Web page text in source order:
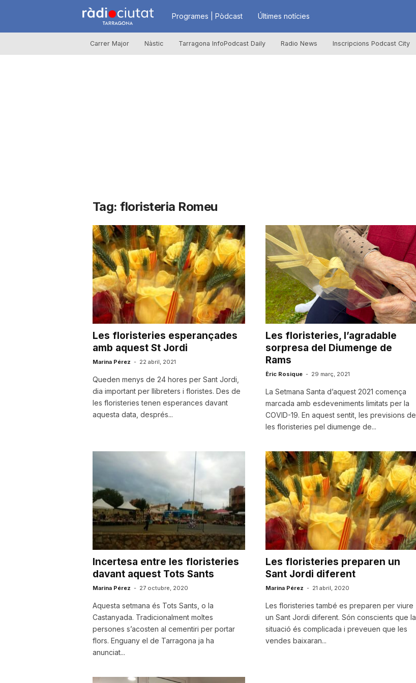
R
à
i
u
t
t
e
r
r
g
o
Programes | Pòdcast Últimes notícies
Carrer Major Nàstic Tarragona InfoPodcast Daily Radio News Inscripcions Podcast City
Tag: floristeria Romeu
Les floristeries esperançades
amb aquest St Jordi
Marina Pérez - 22 abril, 2021
Queden menys de 24 hores per Sant Jordi,
dia important per llibreters i floristes. Des de
les floristeries tenen esperances davant
aquesta data, després...
Les floristeries, l’agradable
sorpresa del Diumenge de
Rams
Èric Rosique - 29 març, 2021
La Setmana Santa d’aquest 2021 comença
marcada amb esdeveniments limitats per la
COVID-19. En aquest sentit, les previsions de
les floristeries pel diumenge de...
Incertesa entre les floristeries
davant aquest Tots Sants
Marina Pérez - 27 octubre, 2020
Aquesta setmana és Tots Sants, o la
Castanyada. Tradicionalment moltes
persones s’acosten al cementiri per portar
flors. Enguany el de Tarragona ja ha
anunciat...
Les floristeries preparen un
Sant Jordi diferent
Marina Pérez - 21 abril, 2020
Les floristeries també es preparen per viure
un Sant Jordi diferent. Són conscients que la
situació és complicada i preveuen que les
vendes baixaran...